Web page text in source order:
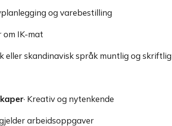
og varebestilling
om IK-mat
eller skandinavisk språk muntlig og skriftlig
· Kreativ og nytenkende
arbeidsoppgaver